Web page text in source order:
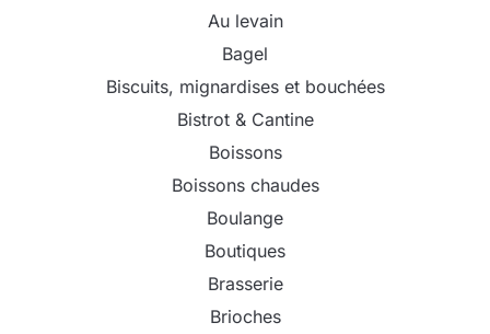
Au levain
Bagel
Biscuits, mignardises et bouchées
Bistrot & Cantine
Boissons
Boissons chaudes
Boulange
Boutiques
Brasserie
Brioches